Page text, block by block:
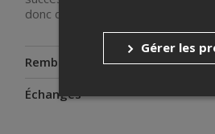
donc dépêchez-vous.
Remboursements
Échanges
Gérer les